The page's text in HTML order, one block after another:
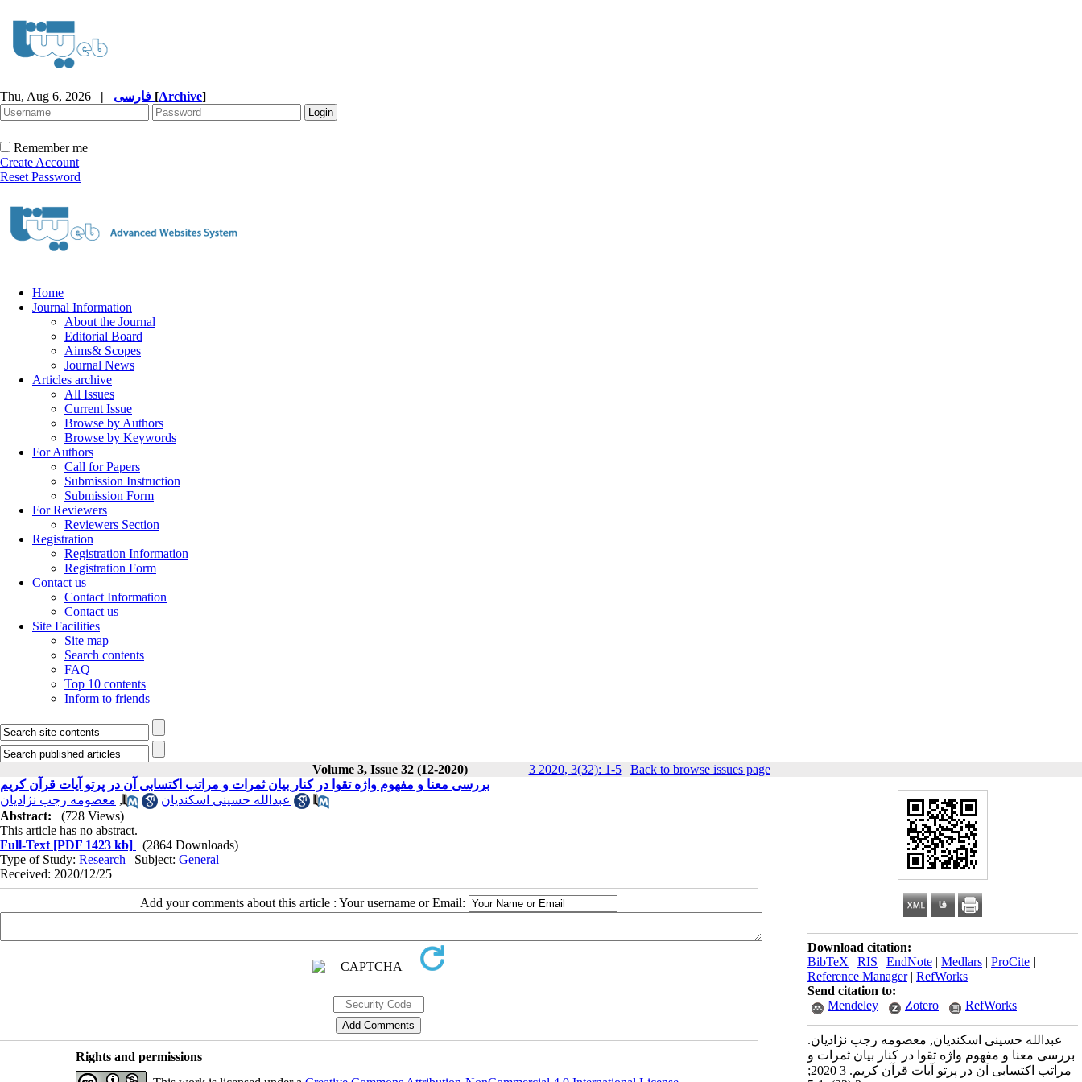
Thu, Aug 6, 2026 | [Archive]
Remember me
Create Account
Reset Password
Home
Journal Information
About the Journal
Editorial Board
Aims& Scopes
Journal News
Articles archive
All Issues
Current Issue
Browse by Authors
Browse by Keywords
For Authors
Call for Papers
Submission Instruction
Submission Form
For Reviewers
Reviewers Section
Registration
Registration Information
Registration Form
Contact us
Contact Information
Contact us
Site Facilities
Site map
Search contents
FAQ
Top 10 contents
Inform to friends
Volume 3, Issue 32 (12-2020) 3 2020, 3(32): 1-5| Back to browse issues page
Download citation:
BibTeX | RIS | EndNote | Medlars | ProCite |
Reference Manager| RefWorks
Send citation to:
Mendeley
Zotero RefWorks
عبدالله حسینی اسکندیان, معصومه رجب نژادیان.
بررسی معنا و مفهوم واژه تقوا در کنار بیان ثمرات و
مراتب اکتسابی آن در پرتو آیات قرآن کریم. 3 2020;
بررسی معنا و مفهوم واژه تقوا در کنار بیان ثمرات و مراتب اکتسابی آن در پرتو آیات قرآن کریم
عبدالله حسینی اسکندیان
, معصومه رجب نژادیان
Abstract:
(728 Views)
This article has no abstract.
Full-Text [PDF 1423 kb]
(2864 Downloads)
Type of Study: Research | Subject: General
Received: 2020/12/25
Add your comments about this article : Your username or Email:
Rights and permissions